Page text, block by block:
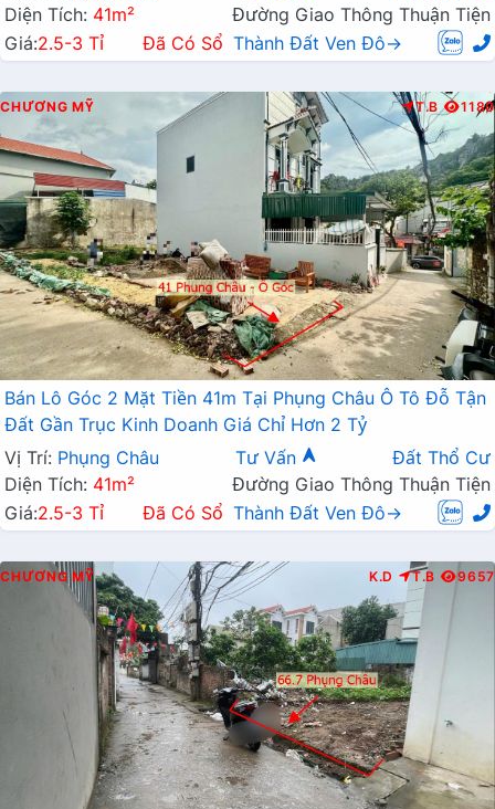
Diện Tích: 41m²
Đường Giao Thông Thuận Tiện
Giá:2.5-3 Tỉ Đã Có Sổ Thành Đất Ven Đô→
CHƯƠNG MỸ T.B 1180
Bán Lô Góc 2 Mặt Tiền 41m Tại Phụng Châu Ô Tô Đỗ Tận
Đất Gần Trục Kinh Doanh Giá Chỉ Hơn 2 Tỷ
Vị Trí: Phụng Châu Tư Vấn
Đất Thổ Cư
Diện Tích: 41m²
Đường Giao Thông Thuận Tiện
Giá:2.5-3 Tỉ Đã Có Sổ Thành Đất Ven Đô→
CHƯƠNG MỸ K.D T.B 9657